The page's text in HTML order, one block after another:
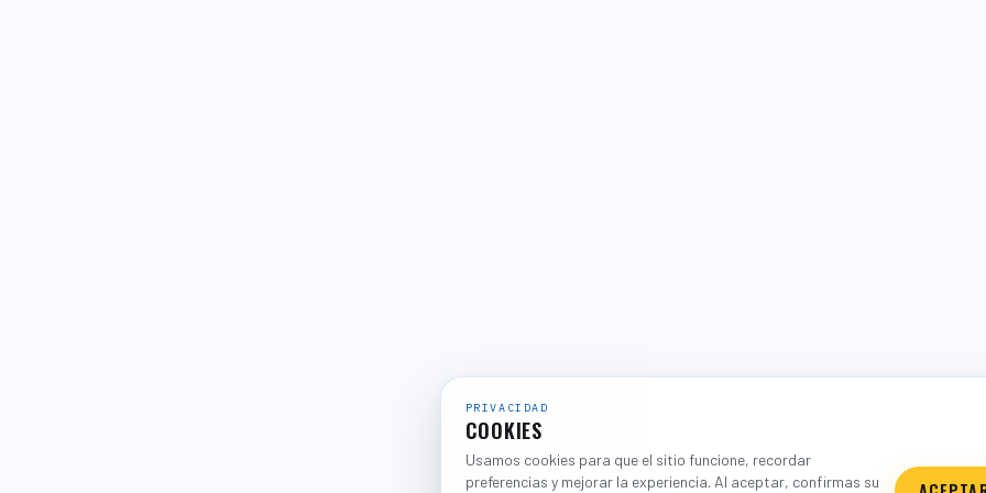
PRIVACIDAD
COOKIES
Usamos cookies para que el sitio funcione, recordar
preferencias y mejorar la experiencia. Al aceptar, confirmas su